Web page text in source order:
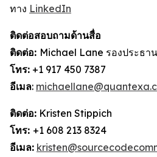
ทาง LinkedIn
ติดต่อสอบถามด้านสื่อ
ติดต่อ: Michael Lane รองประธา
โทร: +1 917 450 7387
อีเมล:
ติดต่อ: Kristen Stippich
โทร: +1 608 213 8324
อีเมล: